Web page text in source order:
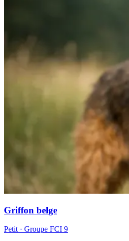
Griffon belge
Petit · Groupe FCI 9